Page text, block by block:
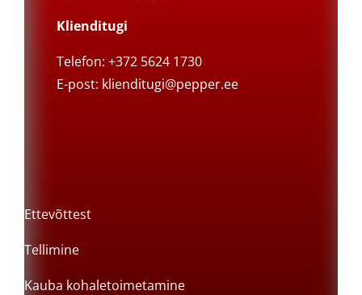
Klienditugi
Telefon: +372 5624 1730
E-post: klienditugi@pepper.ee
Ettevõttest
Tellimine
Kauba kohaletoimetamine